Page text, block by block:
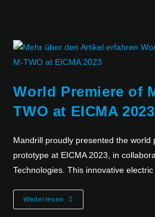
World Premiere of
TWO at EICMA 2023
Mandrill proudly presented the world
prototype at EICMA 2023, in
Technologies. This innovative electric
Weiterlesen